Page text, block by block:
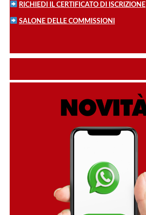
RICHIEDI IL CERTIFICATO DI ISCRIZIONE
SALONE DELLE COMMISSIONI